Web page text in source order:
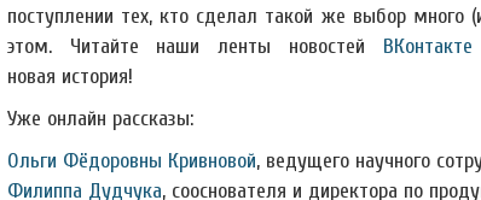
поступлении тех, кто сделал такой же выбор
этом. Читайте наши ленты новостей ВКонтакте
новая история!
Уже онлайн рассказы:
Ольги Фёдоровны Кривновой, ведущего научного
Филиппа Дудчука, сооснователя и директора по